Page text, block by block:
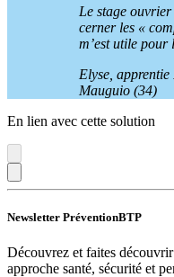
Le stage
cerner les «
m’est utile pour
Elyse,
Mauguio (34)
En lien avec cette solution
Newsletter PréventionBTP
Découvrez et faites
approche santé, sécurité et